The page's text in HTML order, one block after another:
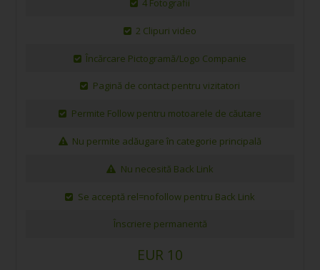
4 Fotografii
2 Clipuri video
Încărcare Pictogramă/Logo Companie
Pagină de contact pentru vizitatori
Permite Follow pentru motoarele de căutare
Nu permite adăugare în categorie principală
Nu necesită Back Link
Se acceptă rel=nofollow pentru Back Link
Înscriere permanentă
EUR 10